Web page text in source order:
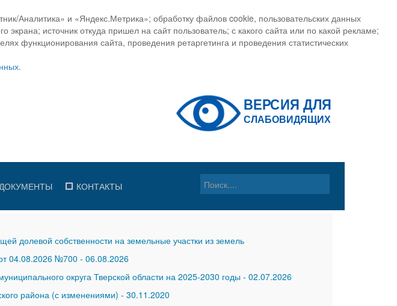
Аналитика» и «Яндекс.Метрика»; обработку файлов cookie, пользовательских данных
источник откуда пришел на сайт пользователь; с какого сайта или по какой рекламе;
функционирования сайта, проведения ретаргетинга и проведения статистических
КОНТАКТЫ
долевой собственности на земельные участки из земель
04.08.2026 №700 - 06.08.2026
округа Тверской области на 2025-2030 годы - 02.07.2026
района (с изменениями) - 30.11.2020